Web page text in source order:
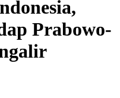
Prabowo-